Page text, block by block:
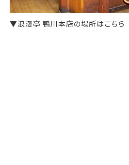
▼浪漫亭 鴨川本店の場所はこちら